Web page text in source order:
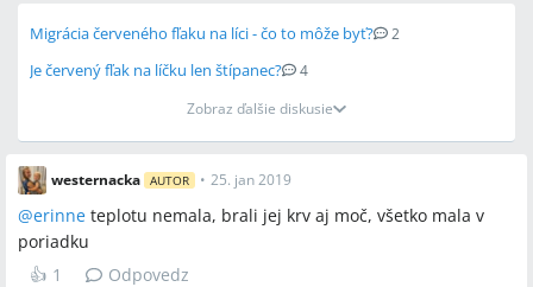
Migrácia červeného fľaku na líci - čo to môže byť? 2
Je červený fľak na líčku len štípanec?
4
Zobraz ďalšie diskusie
westernacka AUTOR • 25. jan 2019
@erinne teplotu nemala, brali jej krv aj moč, všetko mala v
poriadku
👍 1 Odpovedz